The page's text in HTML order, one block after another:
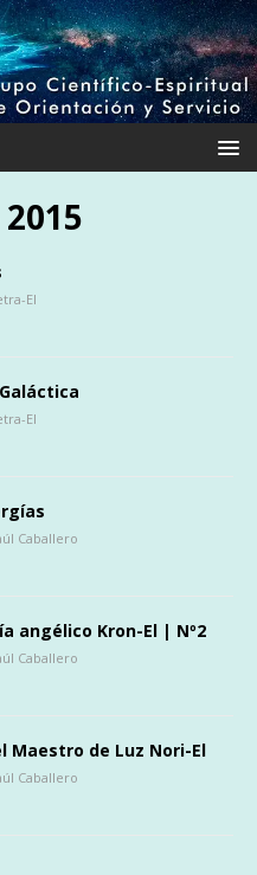
El
El
Caballero
angélico Kron-El | Nº2
Caballero
Maestro de Luz Nori-El
Caballero